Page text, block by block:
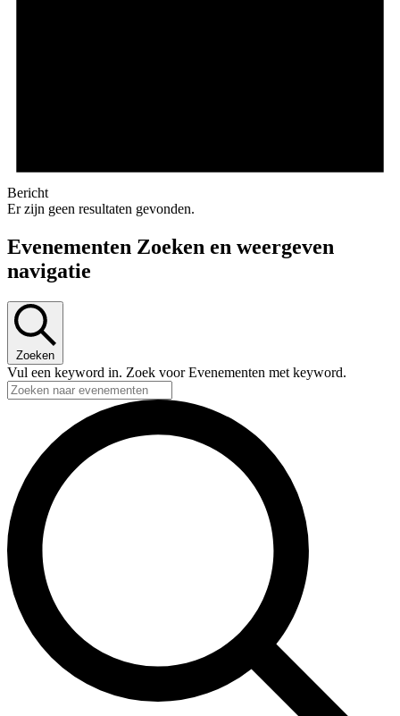
Bericht
Er zijn geen resultaten gevonden.
Evenementen Zoeken en weergeven
navigatie
Zoeken
Vul een keyword in. Zoek voor Evenementen met keyword.